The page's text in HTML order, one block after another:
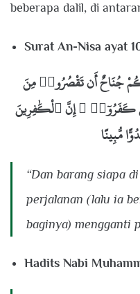
beberapa dalil, di
Surat An-Nisa ayat
جُنَاحٌ أَن تَقْصُرُوا۟ مِنَ
كَفَرُوٓا۟ ۚ إِنَّ ٱلْكَٰفِرِينَ
مُّبِينًا
“Dan barang siapa
perjalanan (lalu ia
baginya) mengganti
Hadits Nabi